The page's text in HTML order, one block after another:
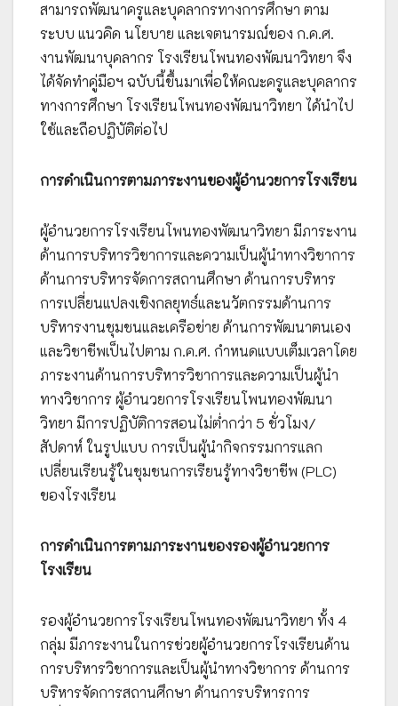
สามารถพัฒนาครูและบุคลากรทางการศึกษา ตาม
ระบบ แนวคิด นโยบาย และเจตนารมณ์ของ ก.ค.ศ.
งานพัฒนาบุคลากร โรงเรียนโพนทองพัฒนาวิทยา จึง
ได้จัดทำคู่มือฯ ฉบับนี้ขึ้นมาเพื่อให้คณะครูและบุคลากร
ทางการศึกษา โรงเรียนโพนทองพัฒนาวิทยา ได้นำไป
ใช้และถือปฏิบัติต่อไป
การดำเนินการตามภาระงานของผู้อำนวยการโรงเรียน
ผู้อำนวยการโรงเรียนโพนทองพัฒนาวิทยา มีภาระงาน
ด้านการบริหารวิชาการและความเป็นผู้นำทางวิชาการ
ด้านการบริหารจัดการสถานศึกษา ด้านการบริหาร
การเปลี่ยนแปลงเชิงกลยุทธ์และนวัตกรรมด้านการ
บริหารงานชุมชนและเครือข่าย ด้านการพัฒนาตนเอง
และวิชาชีพเป็นไปตาม ก.ค.ศ. กำหนดแบบเต็มเวลาโดย
ภาระงานด้านการบริหารวิชาการและความเป็นผู้นำ
ทางวิชาการ ผู้อำนวยการโรงเรียนโพนทองพัฒนา
วิทยา มีการปฏิบัติการสอนไม่ต่ำกว่า 5 ชั่วโมง/
สัปดาห์ ในรูปแบบ การเป็นผู้นำกิจกรรมการแลก
เปลี่ยนเรียนรู้ในชุมชนการเรียนรู้ทางวิชาชีพ (PLC)
ของโรงเรียน
การดำเนินการตามภาระงานของรองผู้อำนวยการ
โรงเรียน
รองผู้อำนวยการโรงเรียนโพนทองพัฒนาวิทยา ทั้ง 4
กลุ่ม มีภาระงานในการช่วยผู้อำนวยการโรงเรียนด้าน
การบริหารวิชาการและเป็นผู้นำทางวิชาการ ด้านการ
บริหารจัดการสถานศึกษา ด้านการบริหารการ